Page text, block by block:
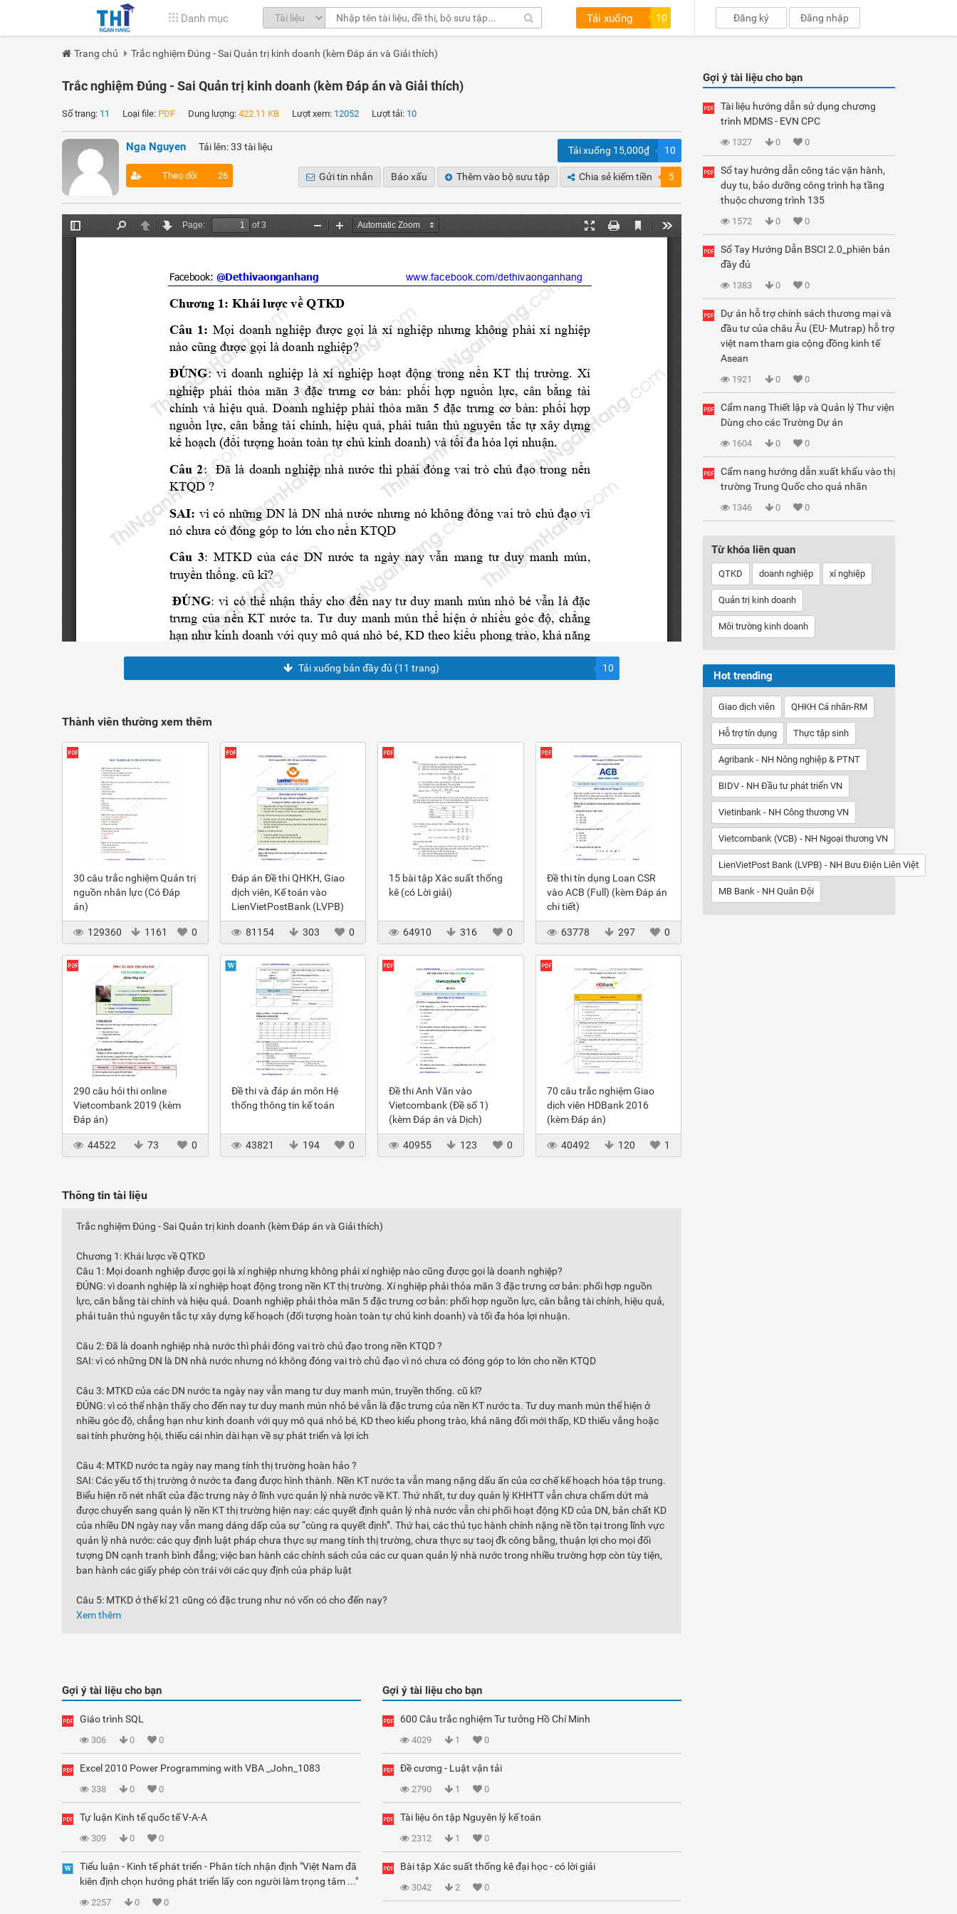
Danh mục Tải xuống 10 Đăng ký Đăng nhập
Trang chủ Trắc nghiệm Đúng - Sai Quản trị kinh doanh (kèm Đáp án và Giải thích)
Trắc nghiệm Đúng - Sai Quản trị kinh doanh (kèm Đáp án và Giải thích)
Số trang: 11 Loại file: PDF Dung lượng: 422.11 KB Lượt xem: 12052 Lượt tải: 10
Nga Nguyen Tải lên: 33 tài liệu
Theo dõi 26
Tải xuống 15,000₫ 10
Gửi tin nhắn Báo xấu Thêm vào bộ sưu tập Chia sẻ kiếm tiền 5
Tải xuống bản đầy đủ (11 trang) 10
Thành viên thường xem thêm
30 câu trắc nghiệm Quản trị
nguồn nhân lực (Có Đáp
án)
129360 1161 0
Đáp án Đề thi QHKH, Giao
dịch viên, Kế toán vào
LienVietPostBank (LVPB)
2012
81154
303 0
15 bài tập Xác suất thống
kê (có Lời giải)
64910 316 0
Đề thi tín dụng Loan CSR
vào ACB (Full) (kèm Đáp án
chi tiết)
63778 297 0
290 câu hỏi thi online
Vietcombank 2019 (kèm
Đáp án)
44522 73 0
Đề thi và đáp án môn Hệ
thống thông tin kế toán
43821 194 0
Đề thi Anh Văn vào
Vietcombank (Đề số 1)
(kèm Đáp án và Dịch)
40955 123 0
70 câu trắc nghiệm Giao
dịch viên HDBank 2016
(kèm Đáp án)
40492 120 1
Thông tin tài liệu
Trắc nghiệm Đúng - Sai Quản trị kinh doanh (kèm Đáp án và Giải thích)
Chương 1: Khái lược về QTKD
Câu 1: Mọi doanh nghiệp được gọi là xí nghiệp nhưng không phải xí nghiệp nào cũng được gọi là doanh nghiệp?
ĐÚNG: vì doanh nghiệp là xí nghiệp hoạt động trong nền KT thị trường. Xí nghiệp phải thỏa mãn 3 đặc trưng cơ bản: phối hợp nguồn
lực, cân bằng tài chính và hiệu quả. Doanh nghiệp phải thỏa mãn 5 đặc trưng cơ bản: phối hợp nguồn lực, cân bằng tài chính, hiệu quả,
phải tuân thủ nguyên tắc tự xây dựng kế hoạch (đối tượng hoàn toàn tự chủ kinh doanh) và tối đa hóa lợi nhuận.
Câu 2: Đã là doanh nghiệp nhà nước thì phải đóng vai trò chủ đạo trong nền KTQD ?
SAI: vì có những DN là DN nhà nước nhưng nó không đóng vai trò chủ đạo vì nó chưa có đóng góp to lớn cho nền KTQD
Câu 3: MTKD của các DN nước ta ngày nay vẫn mang tư duy manh mún, truyền thống. cũ kĩ?
ĐÚNG: vì có thể nhận thấy cho đến nay tư duy manh mún nhỏ bé vẫn là đặc trưng của nền KT nước ta. Tư duy manh mún thể hiện ở
nhiều góc độ, chẳng hạn như kinh doanh với quy mô quá nhỏ bé, KD theo kiểu phong trào, khả năng đổi mới thấp, KD thiếu vắng hoặc
sai tính phường hội, thiếu cái nhìn dài hạn về sự phát triển và lợi ích
Câu 4: MTKD nước ta ngày nay mang tính thị trường hoàn hảo ?
SAI: Các yếu tố thị trường ở nước ta đang được hình thành. Nền KT nước ta vẫn mang nặng dấu ấn của cơ chế kế hoạch hóa tập trung.
Biểu hiện rõ nét nhất của đặc trưng này ở lĩnh vực quản lý nhà nước về KT. Thứ nhất, tư duy quản lý KHHTT vẫn chưa chấm dứt mà
được chuyển sang quản lý nền KT thị trường hiện nay: các quyết định quản lý nhà nước vẫn chi phối hoạt động KD của DN, bản chất KD
của nhiều DN ngày nay vẫn mang dáng dấp của sự “cùng ra quyết định”. Thứ hai, các thủ tục hành chính nặng nề tồn tại trong lĩnh vực
quản lý nhà nước: các quy định luật pháp chưa thực sự mang tính thị trường, chưa thực sự taoj đk công bằng, thuận lợi cho mọi đối
tượng DN cạnh tranh bình đẳng; việc ban hành các chính sách của các cư quan quản lý nhà nước trong nhiều trường hợp còn tùy tiện,
ban hành các giấy phép còn trái với các quy định của pháp luật
Câu 5: MTKD ở thế kỉ 21 cũng có đặc trung như nó vốn có cho đến nay?
Xem thêm
Gợi ý tài liệu cho bạn
Giáo trình SQL
306 0 0
Excel 2010 Power Programming with VBA _John_1083
338 0 0
Tự luận Kinh tế quốc tế V-A-A
309 0 0
Tiểu luận - Kinh tế phát triển - Phân tích nhận định "Việt Nam đã
kiên định chọn hướng phát triển lấy con người làm trọng tâm ..."
2257 0 0
Gợi ý tài liệu cho bạn
600 Câu trắc nghiệm Tư tưởng Hồ Chí Minh
4029 1 0
Đề cương - Luật vận tải
2790 1 0
Tài liệu ôn tập Nguyên lý kế toán
2312 1 0
Bài tập Xác suất thống kê đại học - có lời giải
3042 2 0
Gợi ý tài liệu cho bạn
Tài liệu hướng dẫn sử dụng chương
trình MDMS - EVN CPC
1327 0 0
Sổ tay hướng dẫn công tác vận hành,
duy tu, bảo dưỡng công trình hạ tầng
thuộc chương trình 135
1572 0 0
Sổ Tay Hướng Dẫn BSCI 2.0_phiên bản
đầy đủ
1383 0 0
Dự án hỗ trợ chính sách thương mại và
đầu tư của châu Âu (EU- Mutrap) hỗ trợ
việt nam tham gia cộng đồng kinh tế
Asean
1921 0 0
Cẩm nang Thiết lập và Quản lý Thư viện
Dùng cho các Trường Dự án
1604 0 0
Cẩm nang hướng dẫn xuất khẩu vào thị
trường Trung Quốc cho quả nhãn
1346 0 0
Từ khóa liên quan
QTKD doanh nghiệp xí nghiệp
Quản trị kinh doanh
Môi trường kinh doanh
Hot trending
Giao dịch viên QHKH Cá nhân-RM
Hỗ trợ tín dụng Thực tập sinh
Agribank - NH Nông nghiệp & PTNT
BIDV - NH Đầu tư phát triển VN
Vietinbank - NH Công thương VN
Vietcombank (VCB) - NH Ngoại thương VN
LienVietPost Bank (LVPB) - NH Bưu Điện Liên Việt
MB Bank - NH Quân Đội